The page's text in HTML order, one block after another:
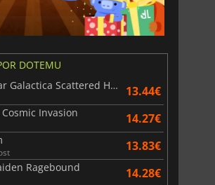
DOTEMU
Battlestar Galactica Scattered Hopes
13.44€
Cosmic Invasion 14.27€
13.83€
Ragebound 14.28€